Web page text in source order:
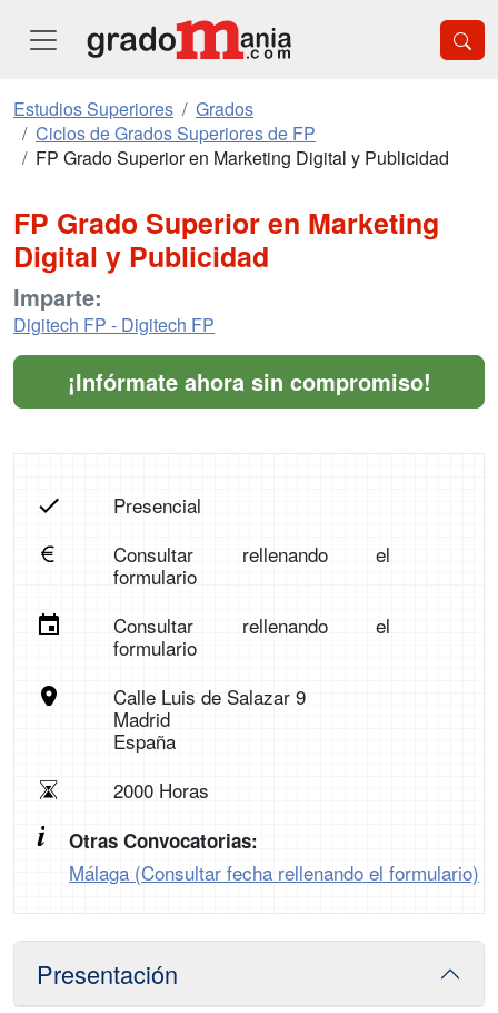
Estudios Superiores
Grados
Ciclos de Grados Superiores de FP
FP Grado Superior en Marketing Digital y Publicidad
FP Grado Superior en Marketing
Digital y Publicidad
Imparte:
Digitech FP - Digitech FP
¡Infórmate ahora sin compromiso!
Presencial
Consultar rellenando el
formulario
Consultar rellenando el
formulario
Calle Luis de Salazar 9
Madrid
España
2000 Horas
Otras Convocatorias:
Málaga (Consultar fecha rellenando el formulario)
Presentación